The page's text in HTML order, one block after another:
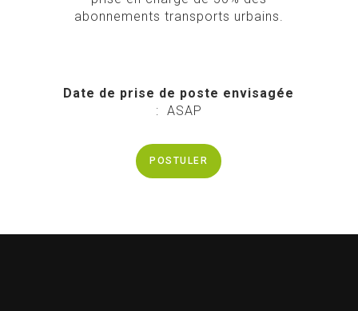
abonnements transports urbains.
Date de prise de poste envisagée
: ASAP
POSTULER